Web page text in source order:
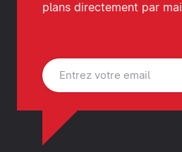
plans directement par